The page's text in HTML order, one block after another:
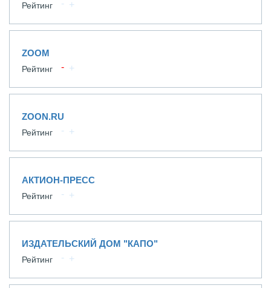
Рейтинг
ZOOM
Рейтинг
ZOON.RU
Рейтинг
АКТИОН-ПРЕСС
Рейтинг
ИЗДАТЕЛЬСКИЙ ДОМ "КАПО"
Рейтинг